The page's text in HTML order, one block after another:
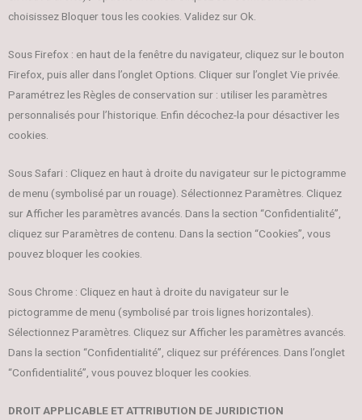
choisissez Bloquer tous les cookies. Validez sur Ok.
Sous Firefox : en haut de la fenêtre du navigateur, cliquez sur le bouton
Firefox, puis aller dans l’onglet Options. Cliquer sur l’onglet Vie privée.
Paramétrez les Règles de conservation sur : utiliser les paramètres
personnalisés pour l’historique. Enfin décochez-la pour désactiver les
cookies.
Sous Safari : Cliquez en haut à droite du navigateur sur le pictogramme
de menu (symbolisé par un rouage). Sélectionnez Paramètres. Cliquez
sur Afficher les paramètres avancés. Dans la section “Confidentialité”,
cliquez sur Paramètres de contenu. Dans la section “Cookies”, vous
pouvez bloquer les cookies.
Sous Chrome : Cliquez en haut à droite du navigateur sur le
pictogramme de menu (symbolisé par trois lignes horizontales).
Sélectionnez Paramètres. Cliquez sur Afficher les paramètres avancés.
Dans la section “Confidentialité”, cliquez sur préférences. Dans l’onglet
“Confidentialité”, vous pouvez bloquer les cookies.
DROIT APPLICABLE ET ATTRIBUTION DE JURIDICTION